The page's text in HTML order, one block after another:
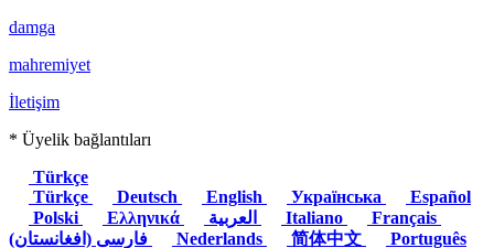
damga
mahremiyet
İletişim
* Üyelik bağlantıları
Türkçe
Türkçe
Deutsch English Українська
Español
Polski
Ελληνικά Italiano
Français
Nederlands 简体中文
Português